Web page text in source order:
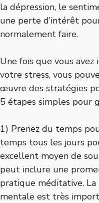
la dépression, le
une perte d’intérêt
normalement faire.
Une fois que vous
votre stress, vous
œuvre des stratégies
5 étapes simples pour
1) Prenez du temps
temps tous les jours
excellent moyen de
peut inclure une
pratique méditative.
mentale est très